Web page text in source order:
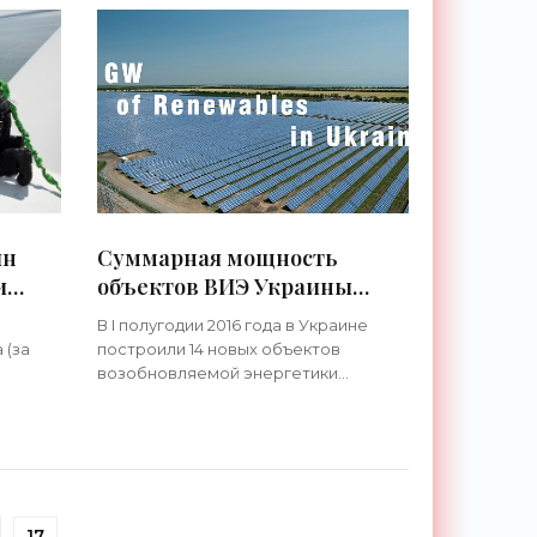
(за
Суммарная мощность
объектов ВИЭ Украины
превысила 1 ГВт - «Новости
Электроники»
В I полугодии 2016 года в Украине
построили 14 новых объектов
возобновляемой энергетики
в